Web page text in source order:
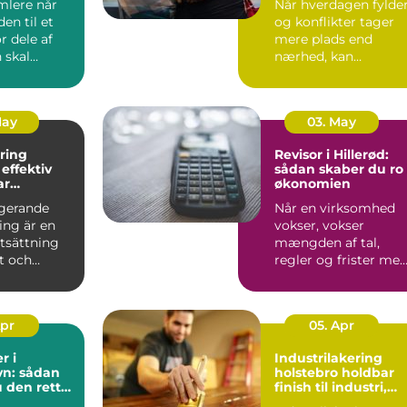
når
til et
dele af
skal
Når hverdagen
og konflikter tager
mere plads end
nærhed, kan
at føles t...
är en
och
03. May
Revisor i Hillerød:
sådan skaber du ro
økonomien
Når en virksomhed
vokser, vokser
mængden af tal,
regler og frister med.
i
sådan
den rette
05. Apr
Industrilakering
holstebro holdbar
finish til industri,